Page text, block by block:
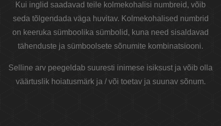
Kui inglid saadavad teile kolmekohalisi numbreid, võib
seda tõlgendada väga huvitav. Kolmekohalised numbrid
on keeruka sümboolika sümbolid, kuna need sisaldavad
tähenduste ja sümboolsete sõnumite kombinatsiooni.
Selline arv peegeldab suuresti inimese isiksust ja võib olla
väärtuslik hoiatusmärk ja / või toetav ja suunav sõnum.